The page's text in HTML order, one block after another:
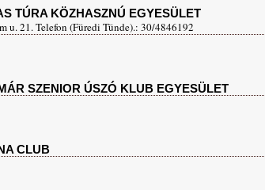
TÚRA KÖZHASZNÚ EGYESÜLET
u. 21. Telefon (Füredi Tünde).: 30/4846192
SZENIOR ÚSZÓ KLUB EGYESÜLET
CLUB